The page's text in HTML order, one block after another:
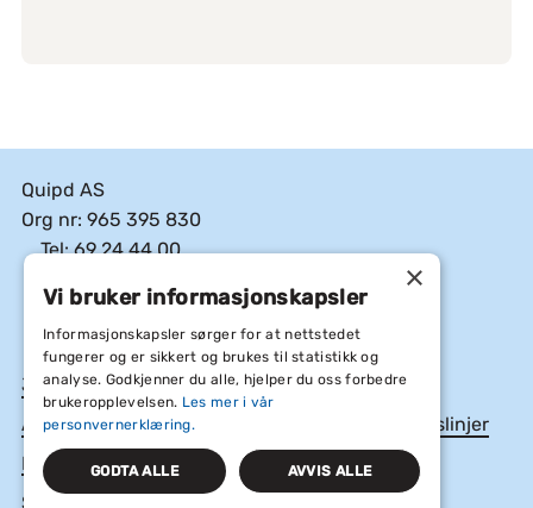
Quipd AS
Org nr: 965 395 830
Tel: 69 24 44 00
E-post: post@quipd.no
Jobb hos oss
Åpenhetsloven, Årsrapporter og etiske retningslinjer
Informasjonskapsler og personvern
Salgsvilkår
×
Vi bruker informasjonskapsler
Informasjonskapsler sørger for at nettstedet
fungerer og er sikkert og brukes til statistikk og
analyse. Godkjenner du alle, hjelper du oss forbedre
brukeropplevelsen. Les mer i vår
personvernerklæring.
GODTA ALLE AVVIS ALLE